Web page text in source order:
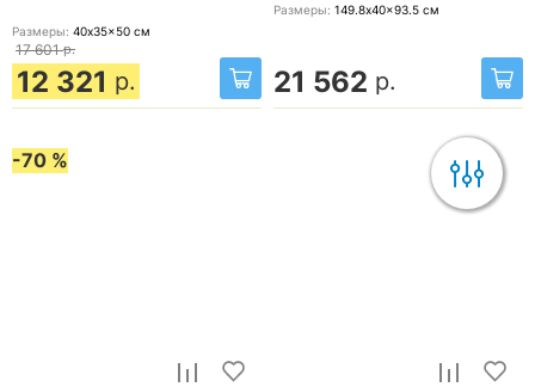
Размеры: 40x35x50 см
17 601 р.
12 321 р.
Размеры: 149.8x40x93.5 см
21 562 р.
-70 %